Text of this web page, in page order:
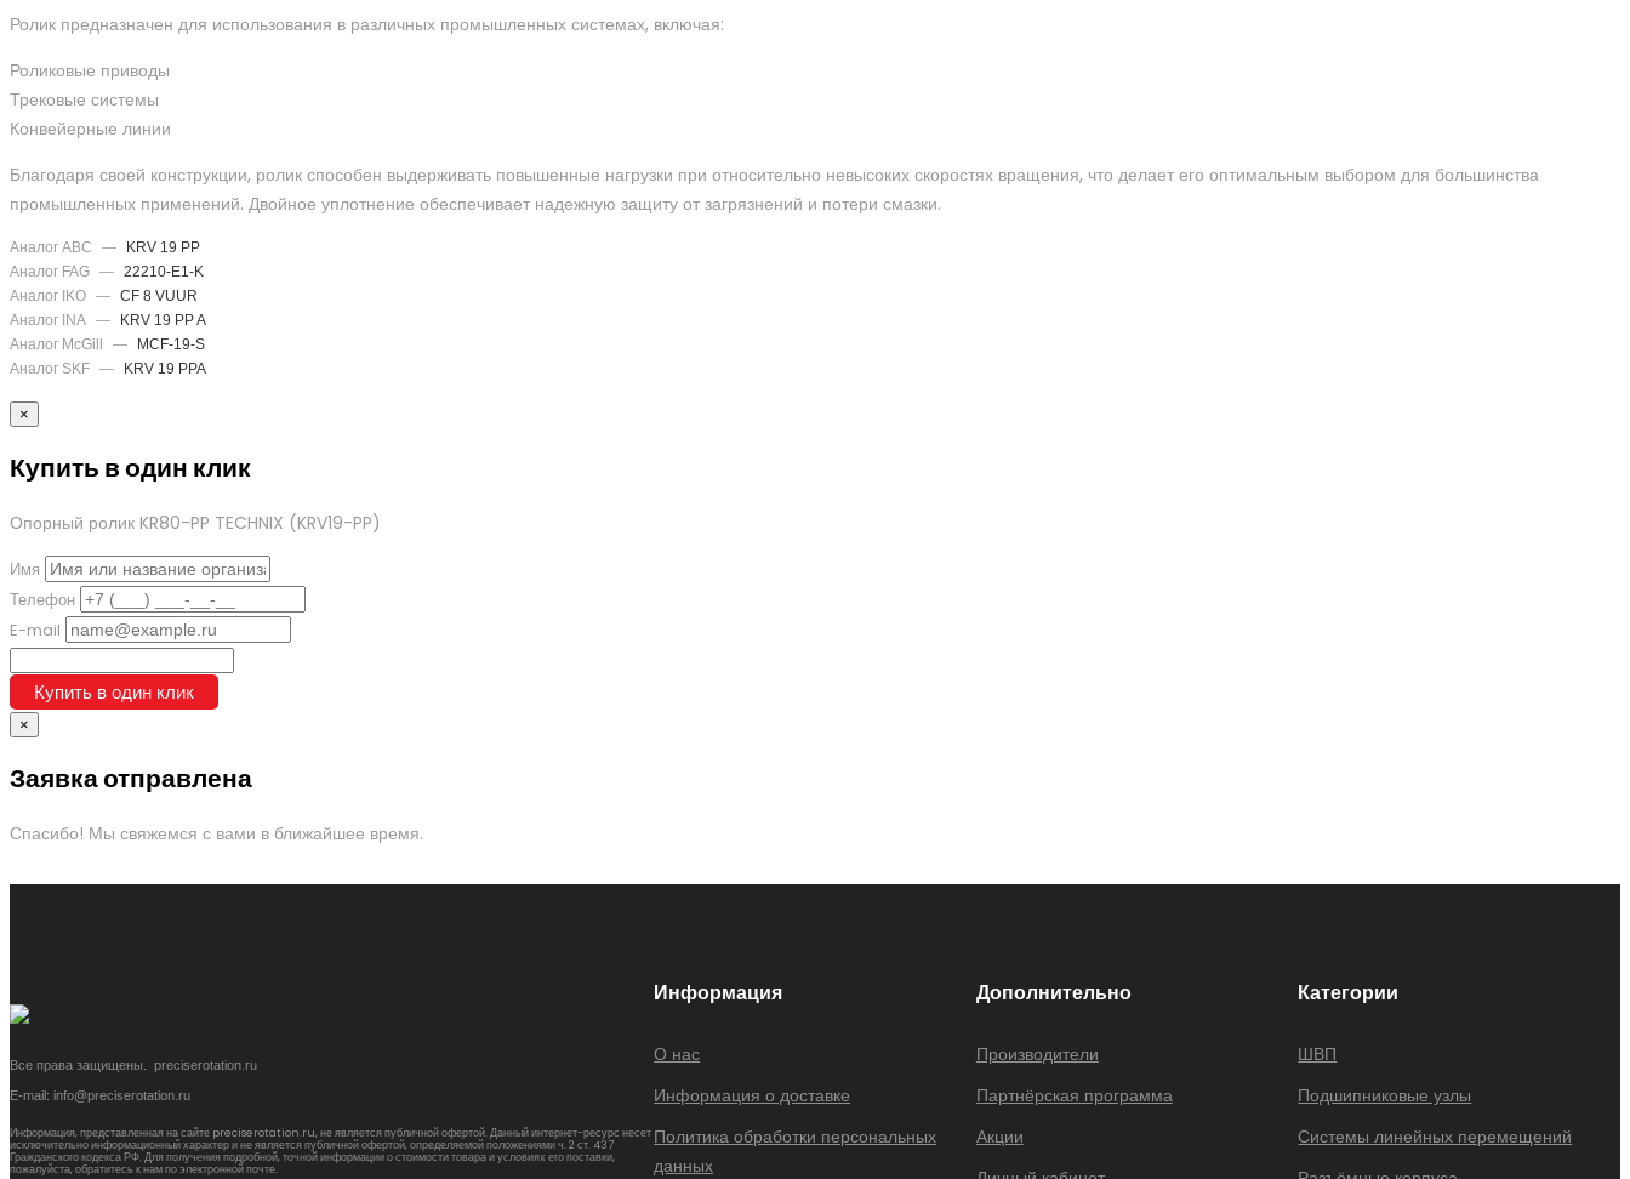
Ролик предназначен для использования в различных промышленных системах, включая:
Роликовые приводы
Трековые системы
Конвейерные линии
Благодаря своей конструкции, ролик способен выдерживать повышенные нагрузки при относительно невысоких скоростях вращения, что делает его оптимальным выбором для большинства
промышленных применений. Двойное уплотнение обеспечивает надежную защиту от загрязнений и потери смазки.
Аналог ABC —
KRV 19 PP
Аналог FAG — 22210-E1-K
Аналог IKO — CF 8 VUUR
Аналог INA —
KRV 19 PP A
Аналог McGill
—
MCF-19-S
Аналог SKF — KRV 19 PPA
×
Купить в один клик
Опорный ролик KR80-PP TECHNIX (KRV19-PP)
Имя
Телефон
E-mail
Купить в один клик
×
Заявка отправлена
Спасибо! Мы свяжемся с вами в ближайшее время.
Все права защищены. preciserotation.ru
E-mail: info@preciserotation.ru
Информация, представленная на сайте preciserotation.ru, не является публичной офертой. Данный интернет-ресурс несет
исключительно информационный характер и не является публичной офертой, определяемой положениями ч. 2 ст. 437
Гражданского кодекса РФ. Для получения подробной, точной информации о стоимости товара и условиях его поставки,
пожалуйста, обратитесь к нам по электронной почте.
Информация
О нас
Информация о доставке
Политика обработки персональных
данных
Дополнительно
Производители
Партнёрская программа
Акции
Категории
ШВП
Подшипниковые узлы
Системы линейных перемещений